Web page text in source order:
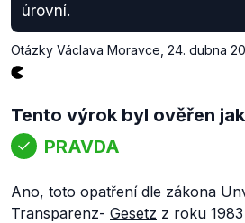
úrovní.
Otázky Václava Moravce 24. dubna
Tento výrok byl ověřen
PRAVDA
Ano, toto opatření dle zákona
Transparenz- Gesetz z roku